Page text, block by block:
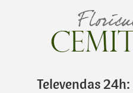
Televendas 24h: